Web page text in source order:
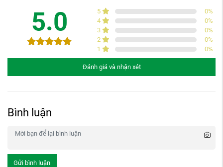
5.0 5 0%
4
0%
3
0%
2
0%
1
0%
Đánh giá và nhận xét
Bình luận
Gửi bình luận